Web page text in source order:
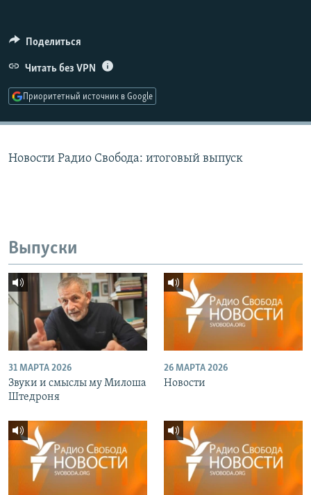
ПОДПИШИТЕСЬ НА РАССЫЛКУ
СОЦИАЛЬНЫЕ СЕТИ
Поделиться
Читать без VPN
Приоритетный источник в Google
Новости Радио Свобода: итоговый выпуск
Выпуски
31 МАРТА 2026
Звуки и смыслы му Милоша
Штедроня
26 МАРТА 2026
Новости